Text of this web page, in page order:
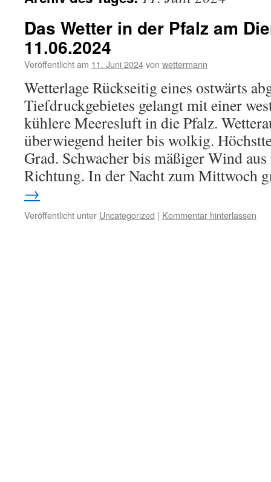
Das Wetter in der Pfalz am
11.06.2024
Veröffentlicht am 11. Juni 2024von wettermann
Wetterlage Rückseitig eines ostwärts
Tiefdruckgebietes gelangt mit einer
kühlere Meeresluft in die Pfalz.
überwiegend heiter bis wolkig.
Grad. Schwacher bis mäßiger Wind
Richtung. In der Nacht zum Mittwoch
→
Veröffentlicht unter Uncategorized | Kommentar hinterlassen